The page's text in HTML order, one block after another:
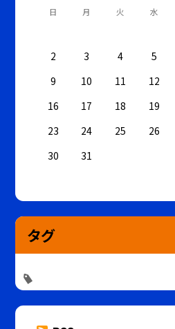
日 月 火 水
2
3 4 5
9
10 11 12
16
17 18 19
23
24 25 26
30
31
タグ